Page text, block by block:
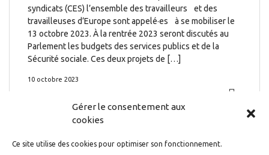
Gérer le consentement aux
cookies
Ce site utilise des cookies pour optimiser son fonctionnement.
syndicats (CES) l’ensemble des travailleurs et des
travailleuses d’Europe sont appelé·es à se mobiliser le
13 octobre 2023. À la rentrée 2023 seront discutés au
Parlement les budgets des services publics et de la
Sécurité sociale. Ces deux projets de […]
10 octobre 2023